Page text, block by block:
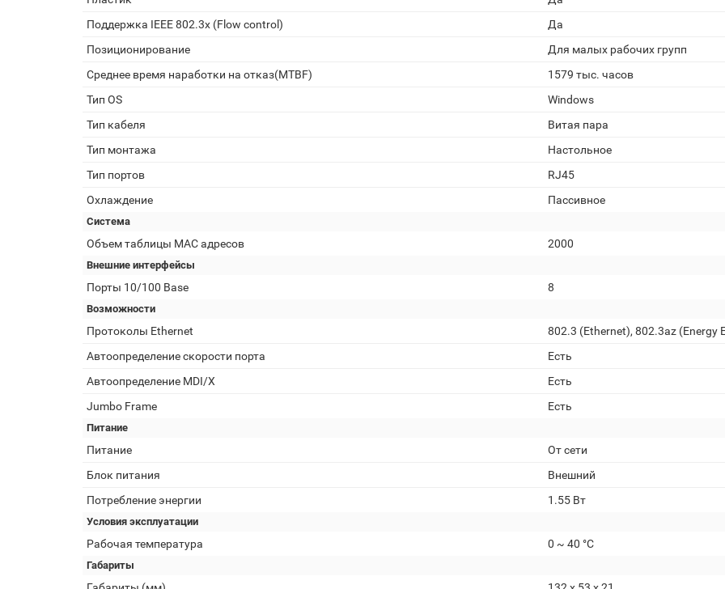
Поддержка IEEE 802.3x (Flow control)
Да
Позиционирование
Для малых рабочих групп
Среднее время наработки на отказ(MTBF)
1579 тыс. часов
Тип OS
Windows
Тип кабеля
Витая пара
Тип монтажа
Настольное
Тип портов
RJ45
Охлаждение
Пассивное
Система
Объем таблицы MAC адресов 2000
Внешние интерфейсы
Порты 10/100 Base 8
Возможности
Протоколы Ethernet
802.3 (Ethernet), 802.3az (Energy
Автоопределение скорости порта
Есть
Автоопределение MDI/X
Есть
Jumbo Frame
Есть
Питание
Питание
От сети
Блок питания
Внешний
Потребление энергии
1.55 Вт
Условия эксплуатации
Рабочая температура 0 ~ 40 °C
Габариты